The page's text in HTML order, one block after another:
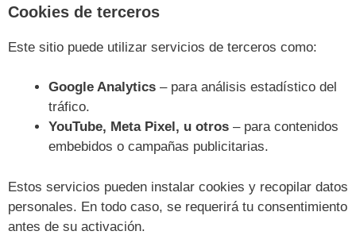
Cookies de terceros
Este sitio puede utilizar servicios de terceros como:
Google Analytics – para análisis estadístico del
tráfico.
YouTube, Meta Pixel, u otros – para contenidos
embebidos o campañas publicitarias.
Estos servicios pueden instalar cookies y recopilar datos
personales. En todo caso, se requerirá tu consentimiento
antes de su activación.